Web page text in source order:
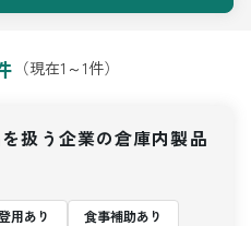
（現在1 ～1件）
扱う企業の倉庫内製品
用あり
食事補助あり